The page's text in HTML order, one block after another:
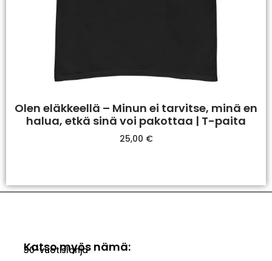
Olen eläkkeellä – Minun ei tarvitse, minä en
halua, etkä sinä voi pakottaa | T-paita
25,00 €
Katso myös nämä:
30-vuotislahja